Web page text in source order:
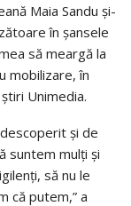
Maia Sandu și-
în șansele
să meargă la
mobilizare, în
Unimedia.
și de
suntem mulți și
să nu le
că putem,” a